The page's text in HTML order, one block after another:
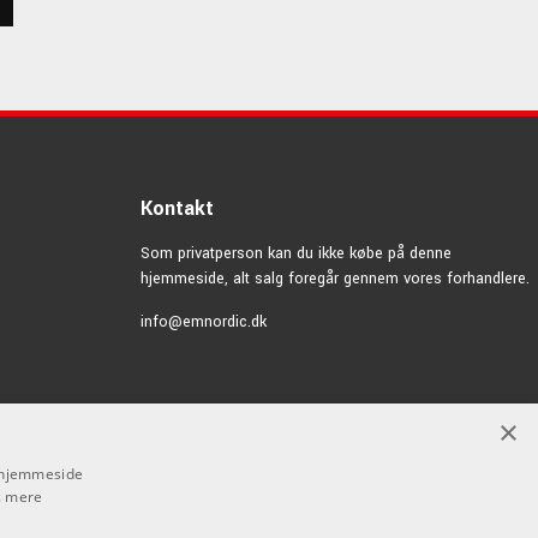
Kontakt
Som privatperson kan du ikke købe på denne
hjemmeside, alt salg foregår gennem vores forhandlere.
info@emnordic.dk
×
mere